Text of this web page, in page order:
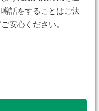
話をすることはご法
安心ください。